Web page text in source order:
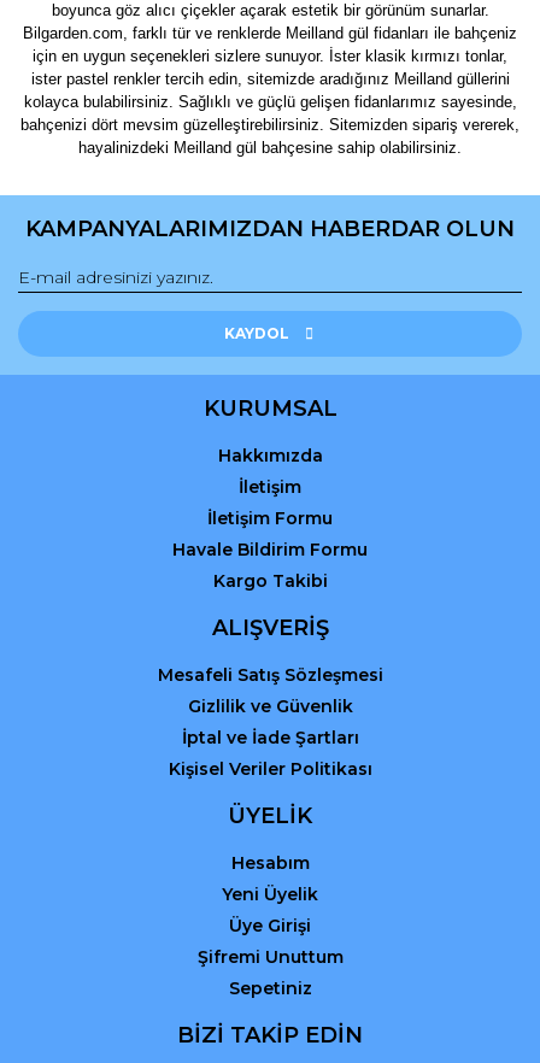
boyunca göz alıcı çiçekler açarak estetik bir görünüm sunarlar.
Bilgarden.com, farklı tür ve renklerde Meilland gül fidanları ile bahçeniz
için en uygun seçenekleri sizlere sunuyor. İster klasik kırmızı tonlar,
ister pastel renkler tercih edin, sitemizde aradığınız Meilland güllerini
kolayca bulabilirsiniz. Sağlıklı ve güçlü gelişen fidanlarımız sayesinde,
bahçenizi dört mevsim güzelleştirebilirsiniz. Sitemizden sipariş vererek,
hayalinizdeki Meilland gül bahçesine sahip olabilirsiniz.
KAMPANYALARIMIZDAN HABERDAR OLUN
KAYDOL
KURUMSAL
Hakkımızda
İletişim
İletişim Formu
Havale Bildirim Formu
Kargo Takibi
ALIŞVERİŞ
Mesafeli Satış Sözleşmesi
Gizlilik ve Güvenlik
İptal ve İade Şartları
Kişisel Veriler Politikası
ÜYELİK
Hesabım
Yeni Üyelik
Üye Girişi
Şifremi Unuttum
Sepetiniz
BİZİ TAKİP EDİN